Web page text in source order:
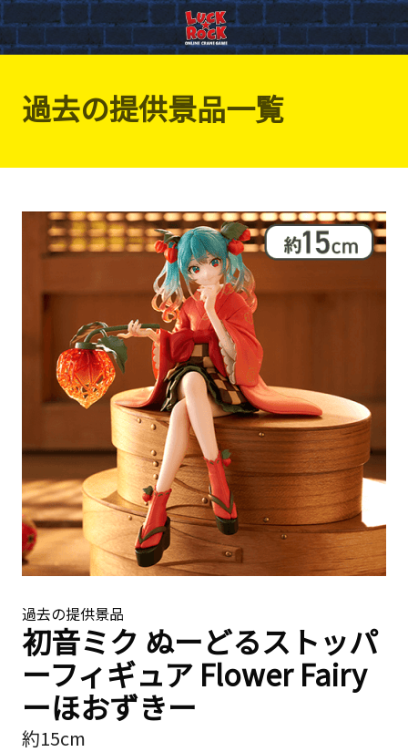
過去の提供景品一覧
過去の提供景品
初音ミク ぬーどるストッパ
ーフィギュア Flower Fairy
ーほおずきー
約15cm